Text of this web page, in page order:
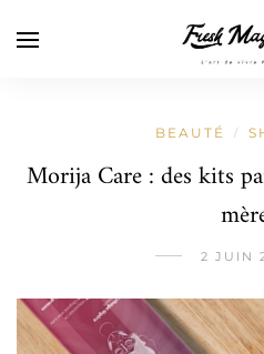
BEAUTÉ /
Morija Care : des kits
2 JUIN